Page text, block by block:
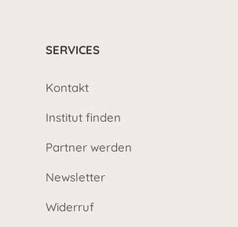
SERVICES
Kontakt
Institut finden
Partner werden
Newsletter
Widerruf